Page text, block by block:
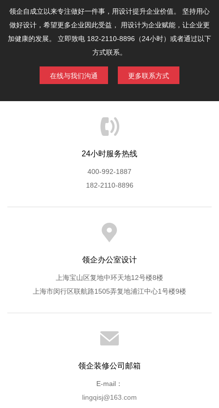
领企自成立以来专注做好一件事，用设计提升企业价值。
坚持用心
做好设计，希望更多企业因此受益，
用设计为企业赋能，让企业更
加健康的发展。
立即致电 182-2110-8896（24小时）或者通过以下
方式联系。
在线与我们沟通 更多联系方式
24小时服务热线
400-992-1887
182-2110-8896
领企办公室设计
上海宝山区复地中环天地12号楼8楼
上海市闵行区联航路1505弄复地浦江中心1号楼9楼
领企装修公司邮箱
E-mail：
lingqisj@163.com